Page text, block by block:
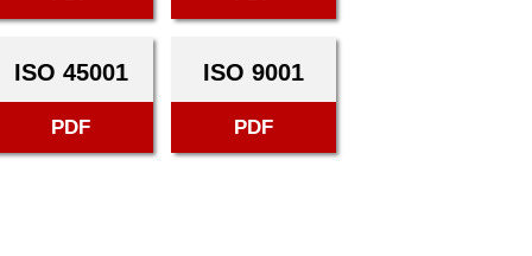
ISO 45001
PDF
ISO 9001
PDF